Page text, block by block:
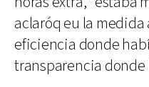
aclaróq eu la medida
eficiencia donde
transparencia donde